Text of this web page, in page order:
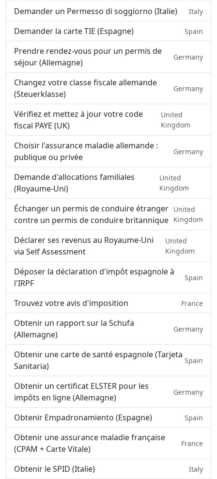
Demander un Permesso di soggiorno (Italie) Italy
Demander la carte TIE (Espagne) Spain
Prendre rendez-vous pour un permis de
séjour (Allemagne)
Germany
Changez votre classe fiscale allemande
(Steuerklasse)
Germany
Vérifiez et mettez à jour votre code
fiscal PAYE (UK)
United
Kingdom
Choisir l'assurance maladie allemande :
publique ou privée
Germany
Demande d'allocations familiales
(Royaume-Uni)
United
Kingdom
Échanger un permis de conduire étranger
contre un permis de conduire britannique
United
Kingdom
Déclarer ses revenus au Royaume-Uni
via Self Assessment
United
Kingdom
Déposer la déclaration d'impôt espagnole à
l'IRPF
Spain
Trouvez votre avis d'imposition France
Obtenir un rapport sur la Schufa
(Allemagne)
Germany
Obtenir une carte de santé espagnole (Tarjeta
Sanitaria)
Spain
Obtenir un certificat ELSTER pour les
impôts en ligne (Allemagne)
Germany
Obtenir Empadronamiento (Espagne) Spain
Obtenir une assurance maladie française
(CPAM + Carte Vitale)
France
Obtenir le SPID (Italie) Italy